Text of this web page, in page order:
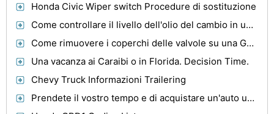
Honda Civic Wiper switch Procedure di sostituzione
Come controllare il livello dell'olio del cambio in un FJ Cruiser
Come rimuovere i coperchi delle valvole su una Gold Wing Motorcycle
Una vacanza ai Caraibi o in Florida. Decision Time.
Chevy Truck Informazioni Trailering
Prendete il vostro tempo e di acquistare un'auto usata